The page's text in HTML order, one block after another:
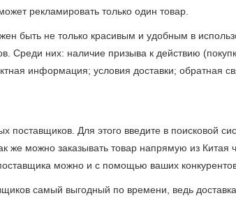
рекламировать только один товар.
быть не только красивым и удобным в
Среди них: наличие призыва к действию
информация; условия доставки; обратная
поставщиков. Для этого введите в поисковой
же можно заказывать товар напрямую из Китая
можно и с помощью ваших
самый выгодный по времени, ведь